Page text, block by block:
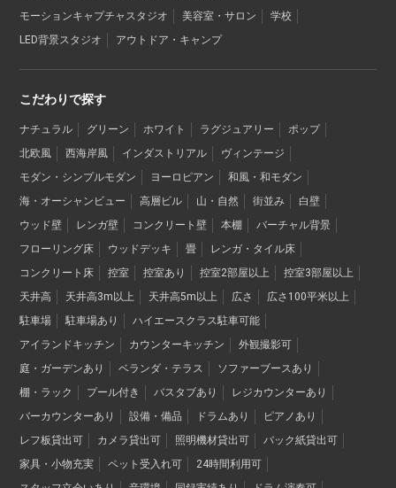
モーションキャプチャスタジオ
美容室・サロン
学校
LED背景スタジオ
アウトドア・キャンプ
こだわりで探す
ナチュラル グリーン ホワイト ラグジュアリー
ポップ
北欧風
西海岸風 インダストリアル
ヴィンテージ
モダン・シンプルモダン
ヨーロピアン
和風・和モダン
海・オーシャンビュー
高層ビル 山・自然 街並み
白壁
ウッド壁
レンガ壁 コンクリート壁 本棚
バーチャル背景
フローリング床
ウッドデッキ 畳
レンガ・タイル床
コンクリート床
控室 控室あり 控室2部屋以上
控室3部屋以上
天井高
天井高3m以上 天井高5m以上 広さ
広さ100平米以上
駐車場
駐車場あり
ハイエースクラス駐車可能
アイランドキッチン
カウンターキッチン
外観撮影可
庭・ガーデンあり
ベランダ・テラス
ソファーブースあり
棚・ラック
プール付き バスタブあり
レジカウンターあり
バーカウンターあり
設備・備品 ドラムあり
ピアノあり
レフ板貸出可
カメラ貸出可 照明機材貸出可
バック紙貸出可
家具・小物充実
ペット受入れ可
24時間利用可